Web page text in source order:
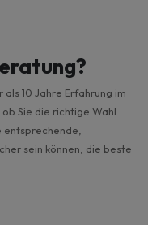
10 Jahre Erfahrung im
ob Sie die richtige Wahl
sein können, die beste